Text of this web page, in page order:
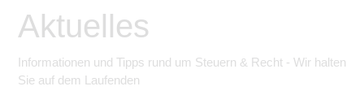
Aktuelles
Informationen und Tipps rund um Steuern & Recht - Wir halten
Sie auf dem Laufenden